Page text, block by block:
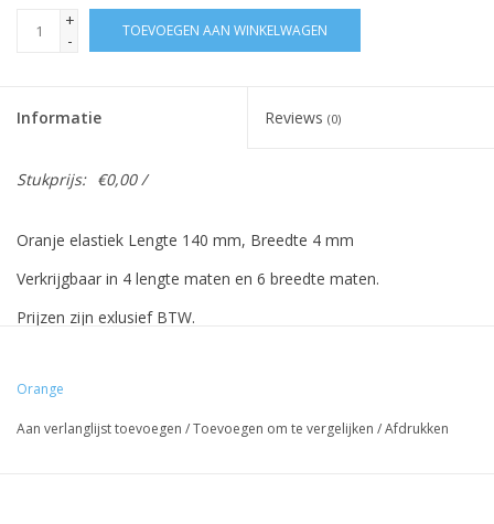
+
-
TOEVOEGEN AAN WINKELWAGEN
Informatie Reviews (0)
Stukprijs: €0,00 /
Oranje elastiek Lengte 140 mm, Breedte 4 mm
Verkrijgbaar in 4 lengte maten en 6 breedte maten.
Prijzen zijn exlusief BTW.
Orange
Aan verlanglijst toevoegen /Toevoegen om te vergelijken /Afdrukken